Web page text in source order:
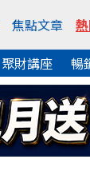
焦點文章
聚財講座 暢